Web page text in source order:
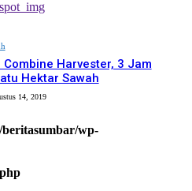
beritasumbar/wp-
Combine Harvester, 3 Jam
Hektar Sawah
14, 2019